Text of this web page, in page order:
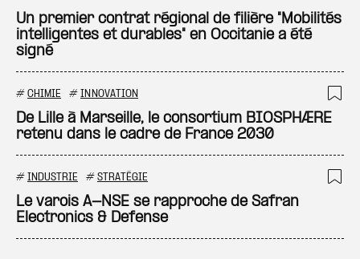
Un premier contrat régional de filière "Mobilités
intelligentes et durables" en Occitanie a été
signé
# CHIMIE # INNOVATION
De Lille à Marseille, le consortium BIOSPHÆRE
retenu dans le cadre de France 2030
# INDUSTRIE # STRATÉGIE
Le varois A-NSE se rapproche de Safran
Electronics & Defense